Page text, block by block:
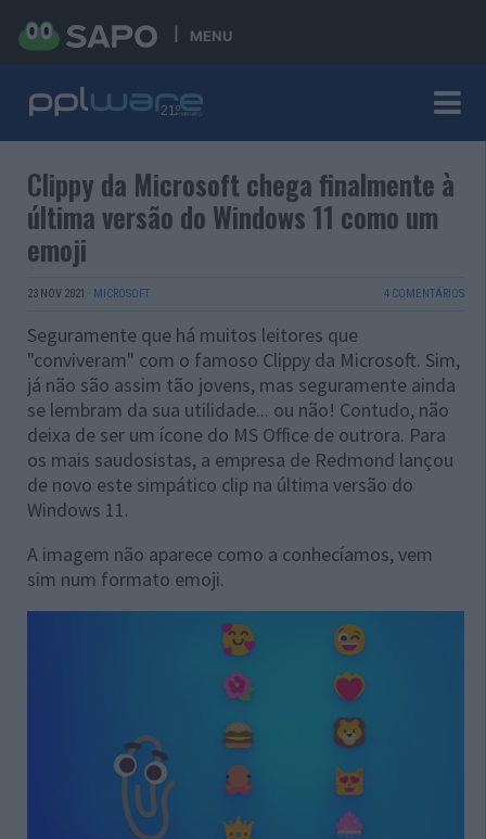
MENU
Clippy da Microsoft chega finalmente à
última versão do Windows 11 como um
emoji
23 NOV 2021 · MICROSOFT 4 COMENTÁRIOS
Seguramente que há muitos leitores que
"conviveram" com o famoso Clippy da Microsoft. Sim,
já não são assim tão jovens, mas seguramente ainda
se lembram da sua utilidade... ou não! Contudo, não
deixa de ser um ícone do MS Office de outrora. Para
os mais saudosistas, a empresa de Redmond lançou
de novo este simpático clip na última versão do
Windows 11.
A imagem não aparece como a conhecíamos, vem
sim num formato emoji.